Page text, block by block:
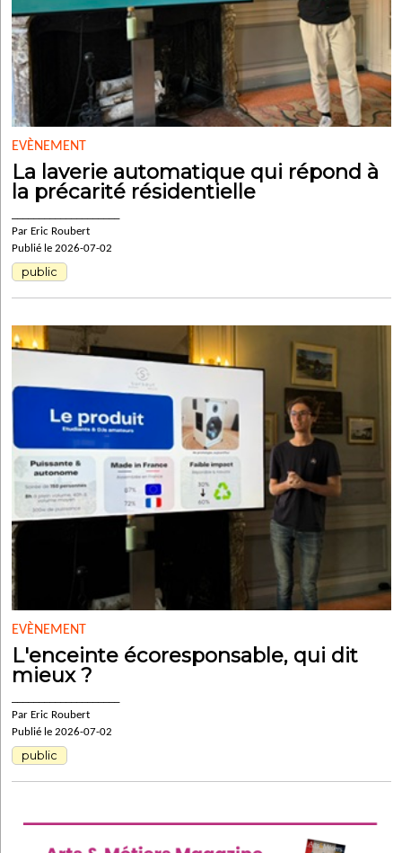
EVÈNEMENT
La laverie automatique qui répond à
la précarité résidentielle
Par Eric Roubert
Publié le 2026-07-02
public
EVÈNEMENT
L'enceinte écoresponsable, qui dit
mieux ?
Par Eric Roubert
Publié le 2026-07-02
public